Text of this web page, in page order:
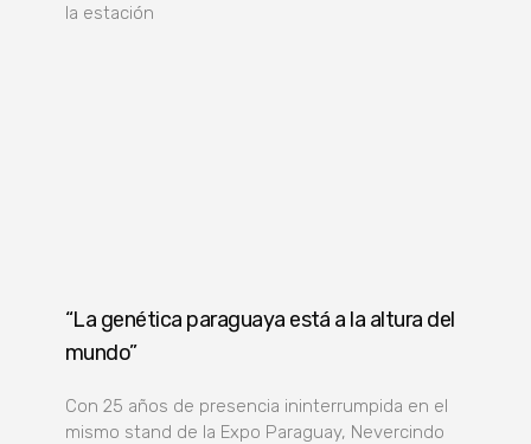
la estación
“La genética paraguaya está a la altura del
mundo”
Con 25 años de presencia ininterrumpida en el
mismo stand de la Expo Paraguay, Nevercindo